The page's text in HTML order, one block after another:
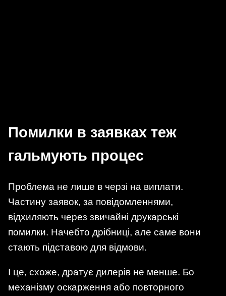
Помилки в заявках теж
гальмують процес
Проблема не лише в черзі на виплати.
Частину заявок, за повідомленнями,
відхиляють через звичайні друкарські
помилки. Начебто дрібниці, але саме вони
стають підставою для відмови.
І це, схоже, дратує дилерів не менше. Бо
механізму оскарження або повторного